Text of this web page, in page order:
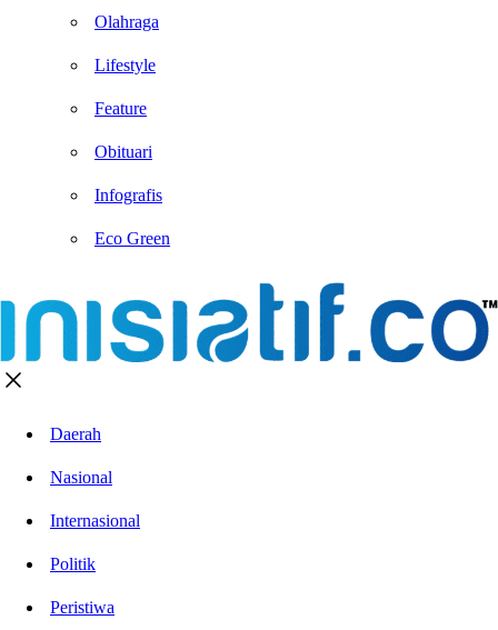
Olahraga
Lifestyle
Feature
Obituari
Infografis
Eco Green
Daerah
Nasional
Internasional
Politik
Peristiwa